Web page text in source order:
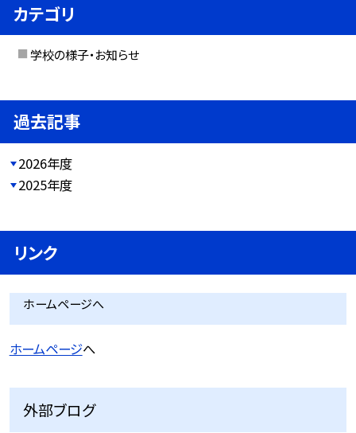
カテゴリ
学校の様子・お知らせ
過去記事
2026年度
2025年度
リンク
ホームページへ
ホームページへ
外部ブログ